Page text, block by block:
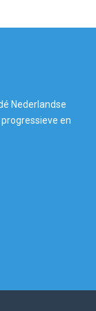
Nederlandse
en